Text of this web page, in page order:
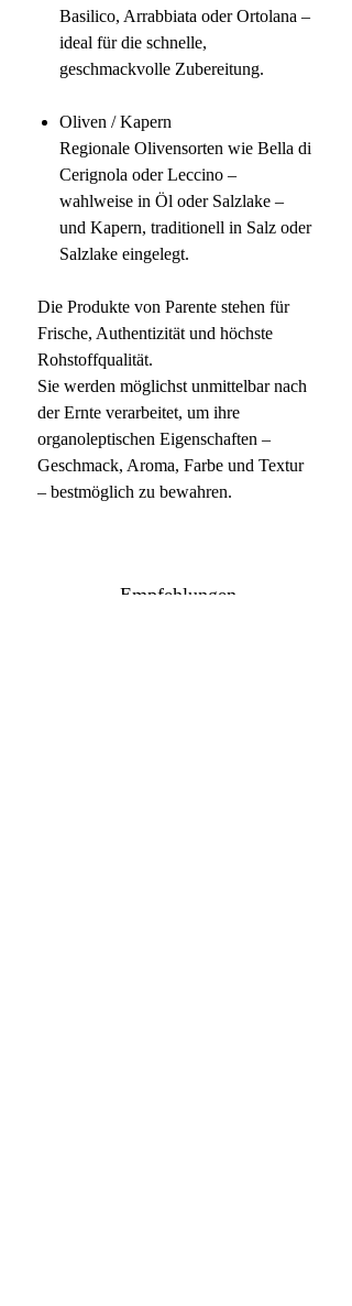
Basilico, Arrabbiata oder Ortolana –
ideal für die schnelle,
geschmackvolle Zubereitung.
Oliven / Kapern
Regionale Olivensorten wie Bella di
Cerignola oder Leccino –
wahlweise in Öl oder Salzlake –
und Kapern, traditionell in Salz oder
Salzlake eingelegt.
Die Produkte von Parente stehen für
Frische, Authentizität und höchste
Rohstoffqualität.
Sie werden möglichst unmittelbar nach
der Ernte verarbeitet, um ihre
organoleptischen Eigenschaften –
Geschmack, Aroma, Farbe und Textur
– bestmöglich zu bewahren.
Empfehlungen